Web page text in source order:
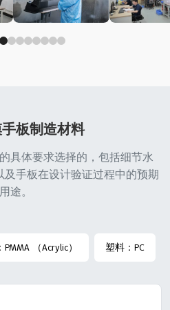
板制造材料
具体要求选择的，包括细节水
手板在设计验证过程中的预期
用途。
（Acrylic） 塑料：PC